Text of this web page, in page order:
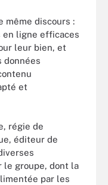
même discours :
ligne efficaces
leur bien, et
données
et
régie de
éditeur de
le groupe, dont la
par les